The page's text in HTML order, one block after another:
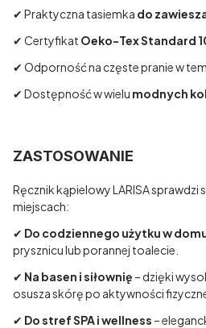
✔ Praktyczna tasiemka do
✔ Certyfikat Oeko-Tex Standard
✔ Odporność na częste pranie w
✔ Dostępność w wielu modnych
ZASTOSOWANIE
Ręcznik kąpielowy LARISA sprawdzi
miejscach:
✔ Do codziennego użytku w
prysznicu lub porannej toalecie.
✔ Na basen i siłownię – dzięki
osusza skórę po aktywności
✔ Do stref SPA i wellness –